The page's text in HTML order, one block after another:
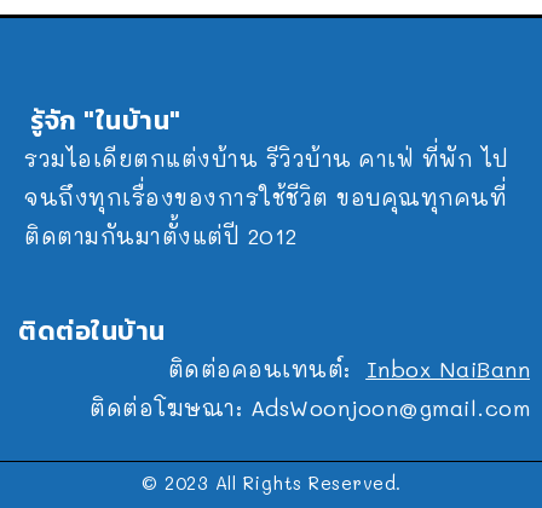
รู้จัก "ในบ้าน"
รวมไอเดียตกแต่งบ้าน รีวิวบ้าน คาเฟ่ ที่พัก ไป
จนถึงทุกเรื่องของการใช้ชีวิต ขอบคุณทุกคนที่
ติดตามกันมาตั้งแต่ปี 2012
ติดต่อในบ้าน
ติดต่อคอนเทนต์: Inbox NaiBann
ติดต่อโฆษณา: AdsWoonjoon@gmail.com
© 2023 All Rights Reserved.